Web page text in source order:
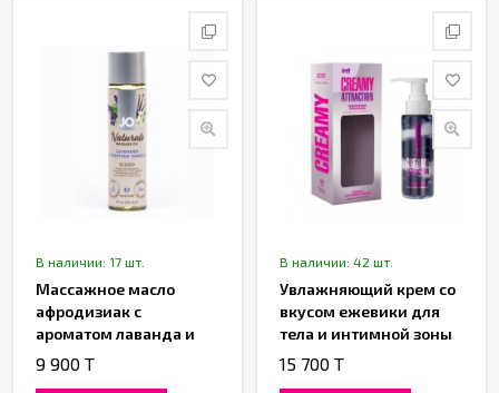
В наличии: 17 шт.
Массажное масло
афродизиак с
ароматом лаванда и
ваниль «JO Lavender &
9 900 T
В наличии: 42 шт.
Увлажняющий крем со
вкусом ежевики для
тела и интимной зоны
«CREAMY ATTRACTION!»
15 700 T